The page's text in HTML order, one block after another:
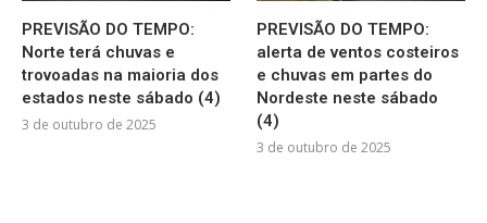
PREVISÃO DO TEMPO:
Norte terá chuvas e
trovoadas na maioria dos
estados neste sábado (4)
3 de outubro de 2025
PREVISÃO DO TEMPO:
alerta de ventos costeiros
e chuvas em partes do
Nordeste neste sábado
(4)
3 de outubro de 2025